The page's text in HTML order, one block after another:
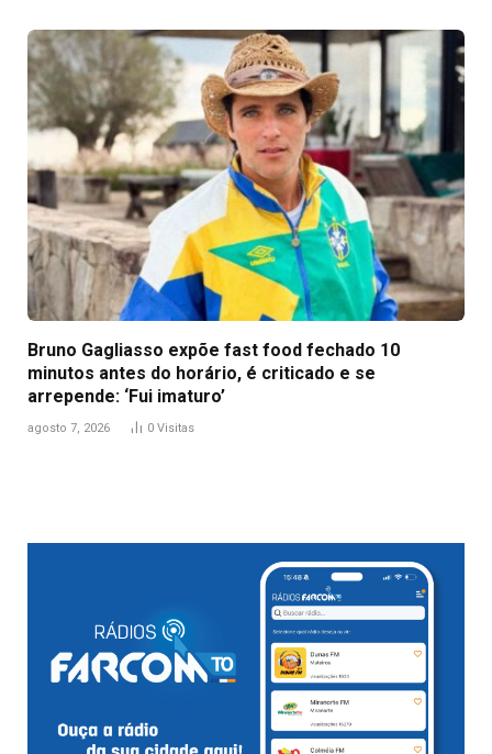
Bruno Gagliasso expõe fast food fechado 10
minutos antes do horário, é criticado e se
arrepende: ‘Fui imaturo’
agosto 7, 2026 0 Visitas